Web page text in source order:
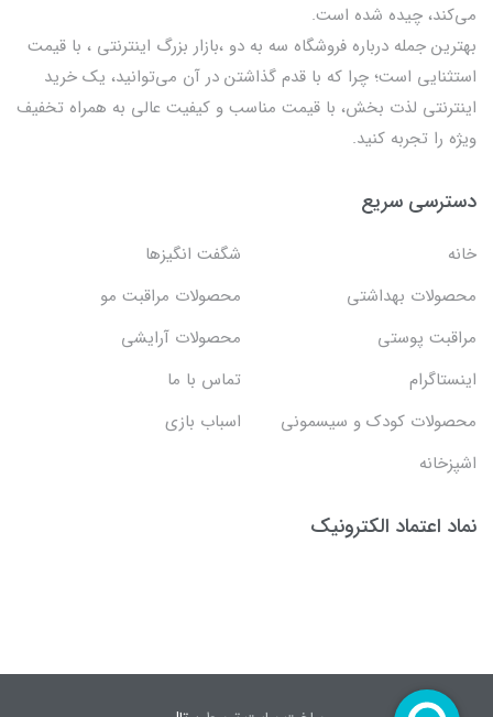
می‌کند، چیده شده است.
بهترين جمله درباره فروشگاه سه به دو ،بازار بزرگ اینترنتی ، با قيمت
استثنايي است؛ چرا که با قدم گذاشتن در آن می‌توانید، یک خرید
اینترنتی لذت بخش، با قیمت مناسب و کیفیت عالی به همراه تخفیف
ویژه را تجربه کنید.
دسترسی سریع
خانه
شگفت انگيزها
محصولات بهداشتي
محصولات مراقبت مو
مراقبت پوستی
محصولات آرایشی
اینستاگرام
تماس با ما
محصولات کودک و سیسمونی
اسباب بازی
اشپزخانه
نماد اعتماد الکترونیک